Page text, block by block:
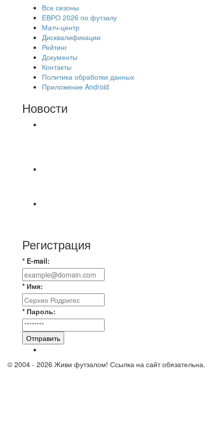
Все сезоны
ЕВРО 2026 по футзалу
Матч-центр
Дисквалификации
Рейтинг
Документы
Контакты
Политика обработки данных
Приложение Android
Новости
Регистрация
* E-mail:
* Имя:
* Пароль:
Отправить
© 2004 - 2026 Живи футзалом! Ссылка на сайт обязательна.